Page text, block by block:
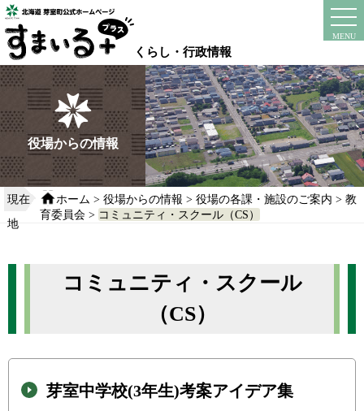
本
文
へ
移
動
る
くらし・行政情報
MENU
instagram
役場からの情報
現在
地
ホーム > 役場からの情報 > 役場の各課・施設のご案内 > 教
育委員会> コミュニティ・スクール（CS）
コミュニティ・スクール
（CS）
芽室中学校(3年生)考案アイデア集